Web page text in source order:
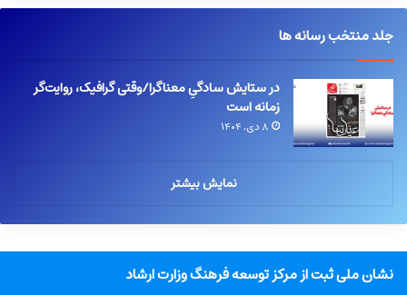
جلد منتخب رسانه ها
در ستایش سادگیِ معناگرا/وقتی گرافیک، روایت‌گر
زمانه است
۸ دی, ۱۴۰۴
نمایش بیشتر
نشان ملی ثبت از مرکز توسعه فرهنگ وزارت ارشاد